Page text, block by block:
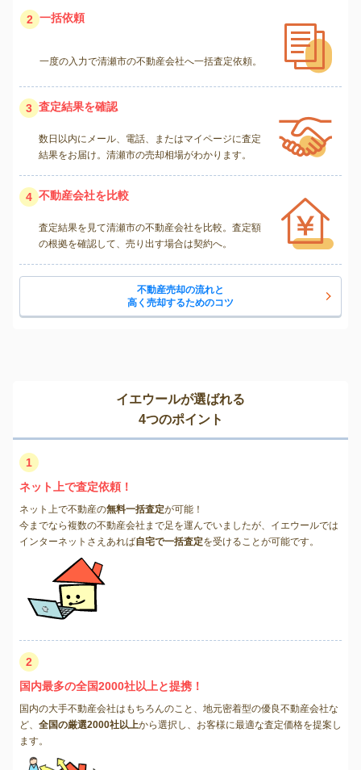
2 一括依頼
一度の入力で清瀬市の不動産会社へ一括査定依頼。
3 査定結果を確認
数日以内にメール、電話、またはマイページに査定
結果をお届け。清瀬市の売却相場がわかります。
4 不動産会社を比較
査定結果を見て清瀬市の不動産会社を比較。査定額
の根拠を確認して、売り出す場合は契約へ。
不動産売却の流れと
高く売却するためのコツ
イエウールが選ばれる
4つのポイント
1
ネット上で査定依頼！
ネット上で不動産の無料一括査定が可能！
今までなら複数の不動産会社まで足を運んでいましたが、イエウールでは
インターネットさえあれば自宅で一括査定を受けることが可能です。
2
国内最多の全国2000社以上と提携！
国内の大手不動産会社はもちろんのこと、地元密着型の優良不動産会社な
ど、 全国の厳選2000社以上から選択し、お客様に最適な査定価格を提案し
ます。